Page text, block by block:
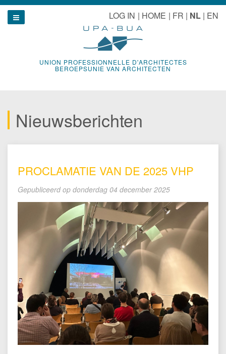
Naar
inhoud
LOG IN HOME FR NL EN
UNION PROFESSIONNELLE D'ARCHITECTES
BEROEPSUNIE VAN ARCHITECTEN
Show navigation
Nieuwsberichten
PROCLAMATIE VAN DE 2025 VHP
Gepubliceerd op donderdag 04 december 2025